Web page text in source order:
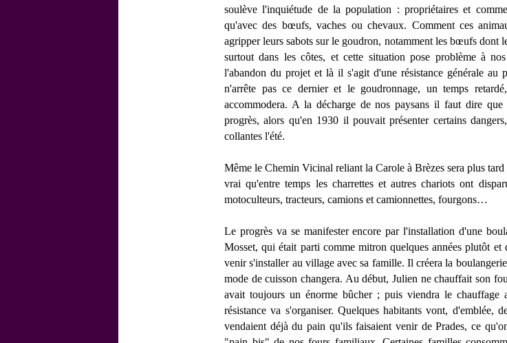
soulève l'inquiétude de la population : propriétaires et
qu'avec des bœufs, vaches ou chevaux. Comment ces
agripper leurs sabots sur le goudron, notamment les bœufs dont
surtout dans les côtes, et cette situation pose problème à
l'abandon du projet et là il s'agit d'une résistance générale au
n'arrête pas ce dernier et le goudronnage, un temps
accommodera. A la décharge de nos paysans il faut dire
progrès, alors qu'en 1930 il pouvait présenter certains
collantes l'été.
Même le Chemin Vicinal reliant la Carole à Brèzes sera plus
vrai qu'entre temps les charrettes et autres chariots ont
motoculteurs, tracteurs, camions et camionnettes, fourgons…
Le progrès va se manifester encore par l'installation d'une
Mosset, qui était parti comme mitron quelques années plutôt
venir s'installer au village avec sa famille. Il créera la
mode de cuisson changera. Au début, Julien ne chauffait son
avait toujours un énorme bûcher ; puis viendra le
résistance va s'organiser. Quelques habitants vont, d'emblée,
vendaient déjà du pain qu'ils faisaient venir de Prades, ce